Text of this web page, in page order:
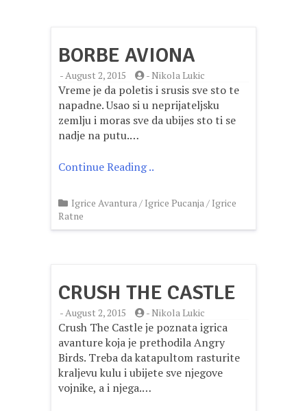
BORBE AVIONA
-August 2, 2015 -Nikola Lukic
Vreme je da poletis i srusis sve sto te
napadne. Usao si u neprijateljsku
zemlju i moras sve da ubijes sto ti se
nadje na putu.…
Continue Reading ..
Igrice Avantura/ Igrice Pucanja/ Igrice
Ratne
CRUSH THE CASTLE
-August 2, 2015 -Nikola Lukic
Crush The Castle je poznata igrica
avanture koja je prethodila Angry
Birds. Treba da katapultom rasturite
kraljevu kulu i ubijete sve njegove
vojnike, a i njega.…